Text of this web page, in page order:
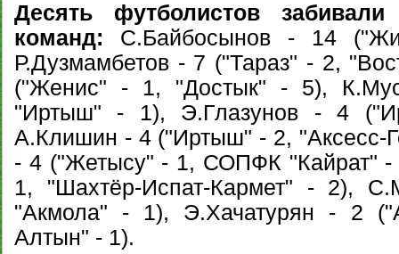
Десять футболистов
команд: С.Байбосынов - 14
Р.Дузмамбетов - 7 ("Тараз" - 2,
("Женис" - 1, "Достык" - 5),
"Иртыш" - 1), Э.Глазунов - 4
А.Клишин - 4 ("Иртыш" - 2, "Аксесс-
- 4 ("Жетысу" - 1, СОПФК "Кайрат"
1, "Шахтёр-Испат-Кармет" - 2),
"Акмола" - 1), Э.Хачатурян - 2
Алтын" - 1).